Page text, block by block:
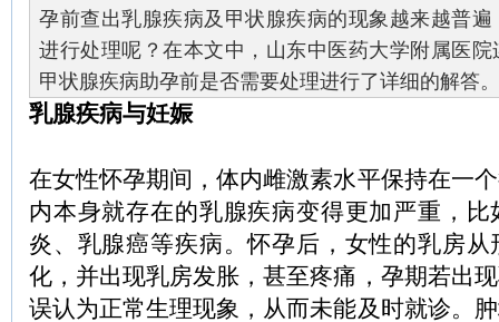
孕前查出乳腺疾病及甲状腺疾病的现象越来越普
进行处理呢？在本文中，山东中医药大学附属医
甲状腺疾病助孕前是否需要处理进行了详细的解答。
乳腺疾病与妊娠
在女性怀孕期间，体内雌激素水平保持在一
内本身就存在的乳腺疾病变得更加严重，
炎、乳腺癌等疾病。怀孕后，女性的乳房
化，并出现乳房发胀，甚至疼痛，孕期若出
误认为正常生理现象，从而未能及时就诊。